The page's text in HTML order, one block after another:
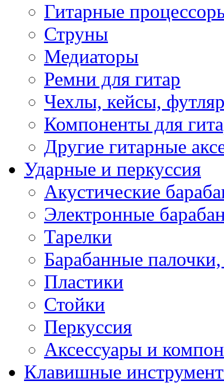
Гитарные
Струны
Медиаторы
Ремни для гитар
Чехлы, кейсы,
Компоненты для
Другие гитарные
Ударные и перкуссия
Акустические
Электронные
Тарелки
Барабанные
Пластики
Стойки
Перкуссия
Аксессуары и
Клавишные